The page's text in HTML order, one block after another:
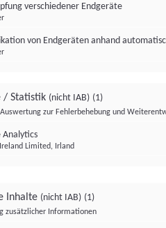
verschiedener Endgeräte
von Endgeräten anhand
/ Statistik (nicht IAB) (1)
zur Fehlerbehebung und
Analytics
Limited, Irland
Inhalte (nicht IAB) (1)
zusätzlicher Informationen